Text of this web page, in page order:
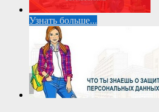
Узнать больше...